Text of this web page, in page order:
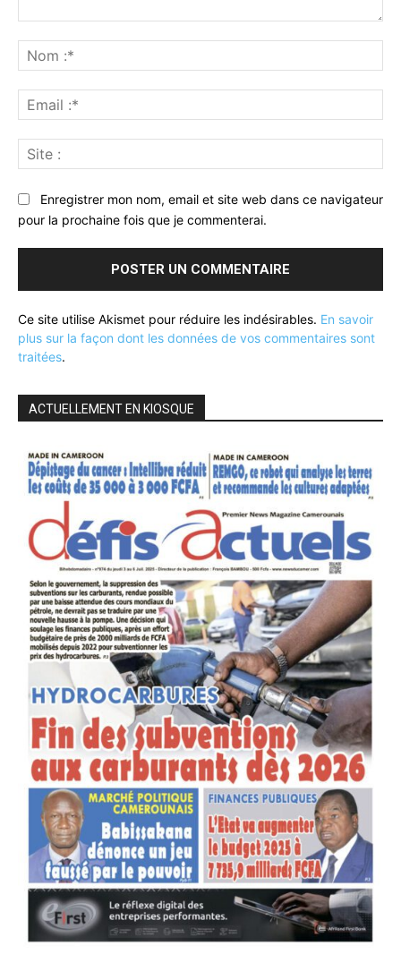
:*
:*
:
Enregistrer mon nom, email et site web dans ce navigateur
pour la prochaine fois que je commenterai.
Ce site utilise Akismet pour réduire les indésirables. En savoir
plus sur la façon dont les données de vos commentaires sont
traitées.
ACTUELLEMENT EN KIOSQUE